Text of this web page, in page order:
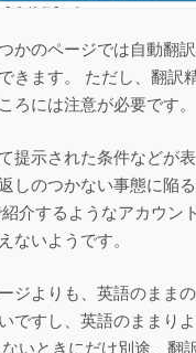
かのページでは自動翻
きます。 ただし、翻訳
ろには注意が必要です。
提示された条件などが
しのつかない事態に陥
介するようなアカウン
ないようです。
ジよりも、英語のまま
ですし、英語のままり
いときにだけ別途、翻